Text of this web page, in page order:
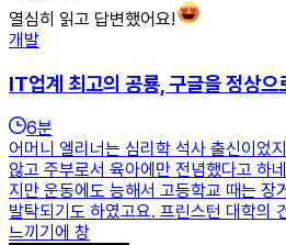
열심히 읽고 답변했어요!
개발
IT업계 최고의 공룡, 구글을 정상으
6분
어머니 엘리너는 심리학 석사 출신이었
않고 주부로서 육아에만 전념했다고 하
지만 운동에도 능해서 고등학교 때는 장
발탁되기도 하였고요. 프린스턴 대학의
느끼기에 창